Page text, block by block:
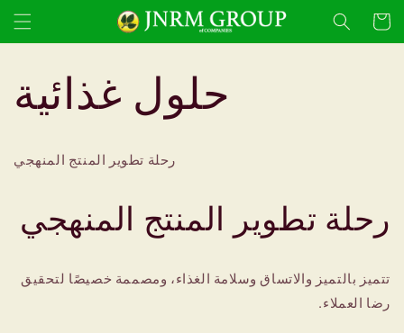
إلى
Cart
حلول غذائية
رحلة تطوير المنتج المنهجي
رحلة تطوير المنتج المنهجي
تتميز بالتميز والاتساق وسلامة الغذاء، ومصممة خصيصًا لتحقيق
رضا العملاء.